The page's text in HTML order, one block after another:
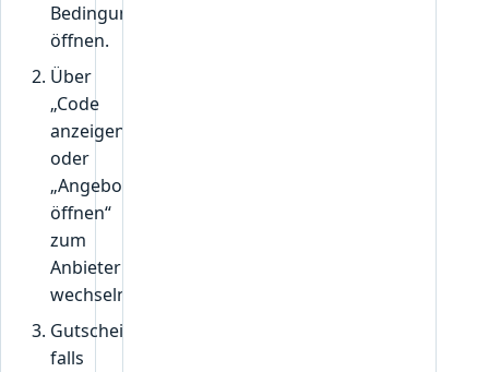
Bedingungen
öffnen.
Über
„Code
anzeigen“
oder
„Angebot
öffnen“
zum
Anbieter
wechseln.
Gutscheincode,
falls